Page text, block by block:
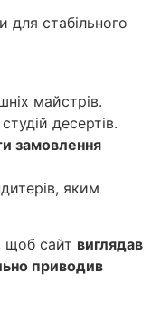
для стабільного
майстрів.
десертів.
замовлення
яким
щоб сайт виглядав
приводив